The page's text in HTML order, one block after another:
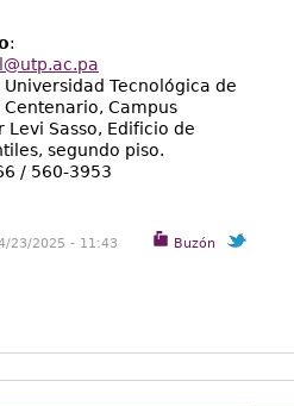
:
Universidad Tecnológica de
Centenario, Campus
Sasso, Edificio de
segundo piso.
/ 560-3953
Buzón
23/2025 - 11:43